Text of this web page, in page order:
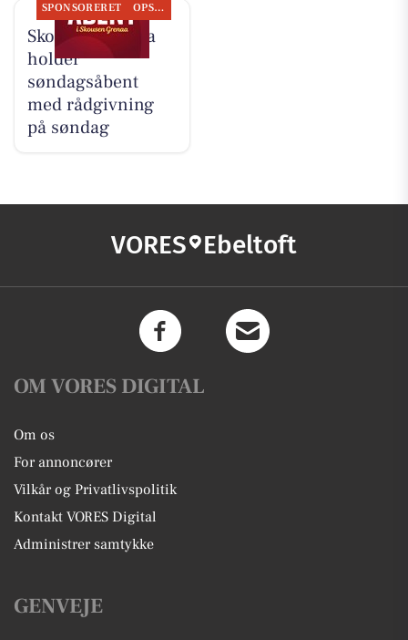
SPONSORERET OPSLAGSTAVLEN
Skousen Grenaa
holder
søndagsåbent
med rådgivning
på søndag
VORES Ebeltoft
OM VORES DIGITAL
Om os
For annoncører
Vilkår og Privatlivspolitik
Kontakt VORES Digital
Administrer samtykke
GENVEJE